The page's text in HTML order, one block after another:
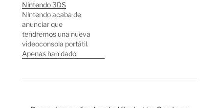
Docomo, en el
utilizando unas gafas
especiales puedes ver
gráficos generados por
ordenador
"mezclados" con la
logrado que si miras un
Nintendo 3DS
Nintendo acaba de
anunciar que
tendremos una nueva
videoconsola portátil.
Apenas han dado